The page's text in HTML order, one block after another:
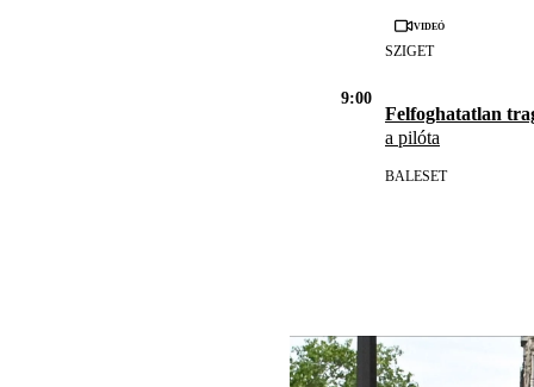
Videó
SZIGET
9:00
Felfoghatatlan
a pilóta
BALESET